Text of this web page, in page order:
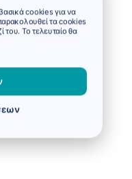
cookies για να
τα cookies
του. Το τελευταίο θα